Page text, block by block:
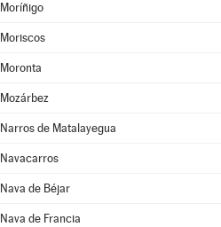
Moríñigo
Moriscos
Moronta
Mozárbez
Narros de Matalayegua
Navacarros
Nava de Béjar
Nava de Francia